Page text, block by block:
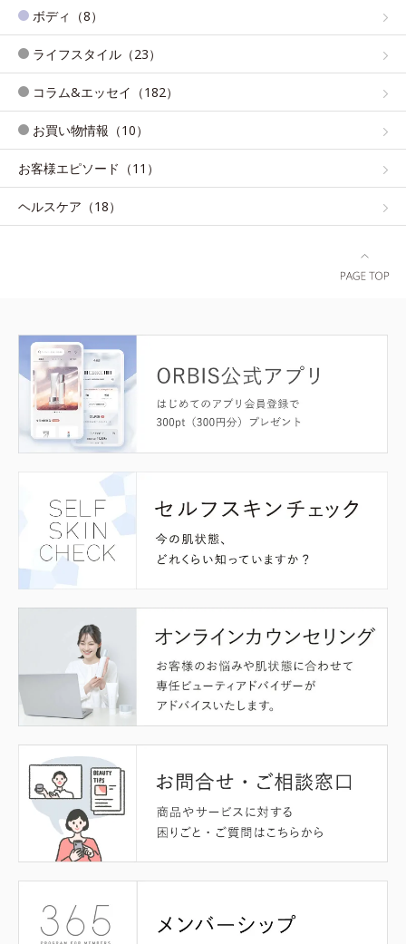
ボディ（8）
ライフスタイル（23）
コラム&エッセイ（182）
お買い物情報（10）
お客様エピソード（11）
ヘルスケア（18）